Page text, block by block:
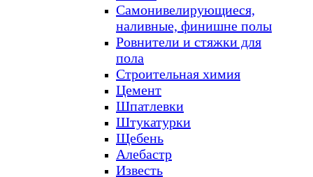
Самонивелирующиеся,
наливные, финишне полы
Ровнители и стяжки для
пола
Строительная химия
Цемент
Шпатлевки
Штукатурки
Щебень
Алебастр
Известь